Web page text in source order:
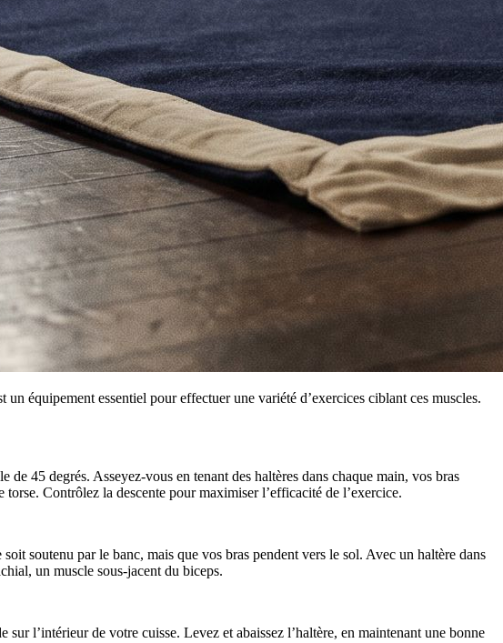
équipement essentiel pour effectuer une variété d’exercices ciblant ces muscles.
45 degrés. Asseyez-vous en tenant des haltères dans chaque main, vos bras
Contrôlez la descente pour maximiser l’efficacité de l’exercice.
soutenu par le banc, mais que vos bras pendent vers le sol. Avec un haltère dans
un muscle sous-jacent du biceps.
l’intérieur de votre cuisse. Levez et abaissez l’haltère, en maintenant une bonne